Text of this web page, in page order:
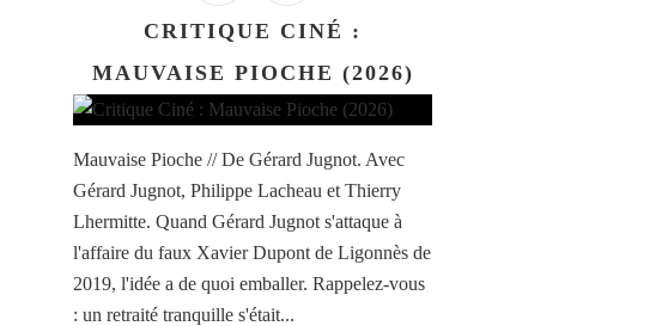
CRITIQUE CINÉ :
MAUVAISE PIOCHE (2026)
Mauvaise Pioche // De Gérard Jugnot. Avec
Gérard Jugnot, Philippe Lacheau et Thierry
Lhermitte. Quand Gérard Jugnot s'attaque à
l'affaire du faux Xavier Dupont de Ligonnès de
2019, l'idée a de quoi emballer. Rappelez-vous
: un retraité tranquille s'était...